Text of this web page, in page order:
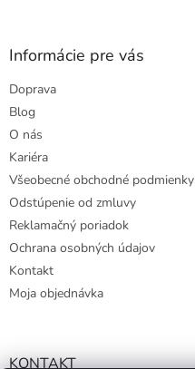
Informácie pre vás
Doprava
Blog
O nás
Kariéra
Všeobecné obchodné podmienky
Odstúpenie od zmluvy
Reklamačný poriadok
Ochrana osobných údajov
Kontakt
Moja objednávka
KONTAKT